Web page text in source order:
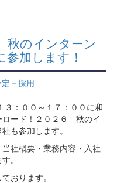
秋のインターン
加します！
定－採用
３：００～１７：００に和
ロード！２０２６ 秋のイ
も参加します。
社概要・業務内容・入社
。
おります。